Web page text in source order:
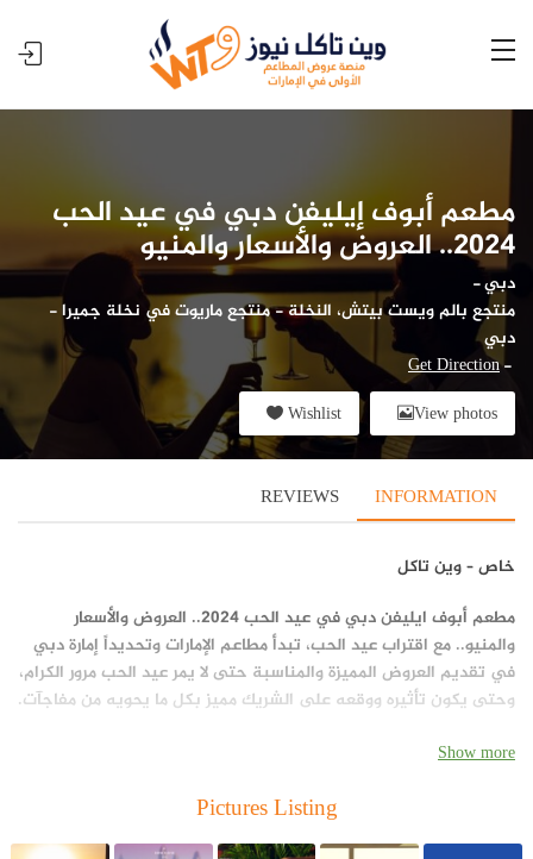
مطعم أبوف إيليفن دبي في عيد الحب
2024.. العروض والأسعار والمنيو
دبي-
منتجع بالم ويست بيتش، النخلة - منتجع ماريوت في نخلة جميرا -
دبي
-
Get Direction
View photos
Wishlist
INFORMATION
REVIEWS
خاص – وين تاكل
مطعم أبوف ايليفن دبي في عيد الحب 2024.. العروض والأسعار
والمنيو.. مع اقتراب عيد الحب، تبدأ مطاعم الإمارات وتحديداً إمارة دبي
في تقديم العروض المميزة والمناسبة حتى لا يمر عيد الحب مرور الكرام،
وحتى يكون تأثيره ووقعه على الشريك مميز بكل ما يحويه من مفاجآت.
Show more
Pictures Listing